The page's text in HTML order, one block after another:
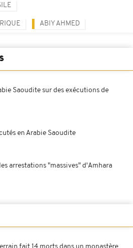
ABIY AHMED
Saoudite sur des exécutions de
en Arabie Saoudite
arrestations "massives" d'Amhara